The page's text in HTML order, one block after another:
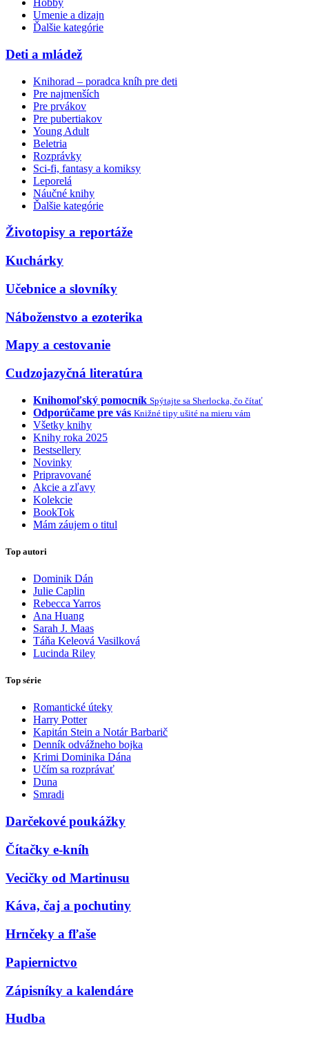
Hobby
Umenie a dizajn
Ďalšie kategórie
Deti a mládež
Knihorad – poradca kníh pre deti
Pre najmenších
Pre prvákov
Pre pubertiakov
Young Adult
Beletria
Rozprávky
Sci-fi, fantasy a komiksy
Leporelá
Náučné knihy
Ďalšie kategórie
Životopisy a reportáže
Kuchárky
Učebnice a slovníky
Náboženstvo a ezoterika
Mapy a cestovanie
Cudzojazyčná literatúra
Knihomoľský pomocník Spýtajte sa Sherlocka, čo čítať
Odporúčame pre vás Knižné tipy ušité na mieru vám
Všetky knihy
Knihy roka 2025
Bestsellery
Novinky
Pripravované
Akcie a zľavy
Kolekcie
BookTok
Mám záujem o titul
Top autori
Dominik Dán
Julie Caplin
Rebecca Yarros
Ana Huang
Sarah J. Maas
Táňa Keleová Vasilková
Lucinda Riley
Top série
Romantické úteky
Harry Potter
Kapitán Stein a Notár Barbarič
Denník odvážneho bojka
Krimi Dominika Dána
Učím sa rozprávať
Duna
Smradi
Darčekové poukážky
Čítačky e-kníh
Vecičky od Martinusu
Káva, čaj a pochutiny
Hrnčeky a fľaše
Papiernictvo
Zápisníky a kalendáre
Hudba